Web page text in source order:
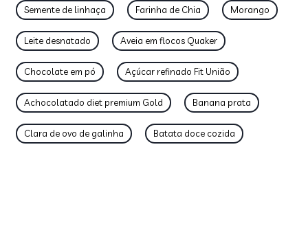
Semente de linhaça Farinha de Chia Morango
Leite desnatado Aveia em flocos Quaker
Chocolate em pó Açúcar refinado Fit União
Achocolatado diet premium Gold Banana prata
Clara de ovo de galinha Batata doce cozida